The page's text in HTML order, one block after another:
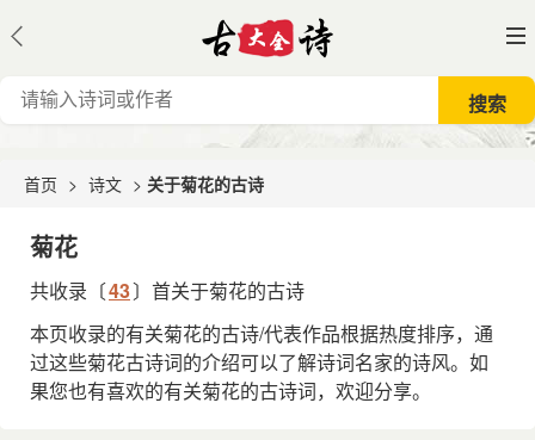
首页 > 诗文 > 关于菊花的古诗
菊花
共收录〔43〕首关于菊花的古诗
本页收录的有关菊花的古诗/代表作品根据热度排序，通
过这些菊花古诗词的介绍可以了解诗词名家的诗风。如
果您也有喜欢的有关菊花的古诗词，欢迎分享。